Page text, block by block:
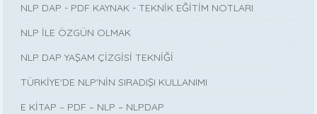
NLP DAP - PDF KAYNAK - TEKNİK EĞİTİM NOTLARI
NLP İLE ÖZGÜN OLMAK
NLP DAP YAŞAM ÇİZGİSİ TEKNİĞİ
TÜRKİYE'DE NLP'NİN SIRADIŞI KULLANIMI
E KİTAP – PDF – NLP – NLPDAP